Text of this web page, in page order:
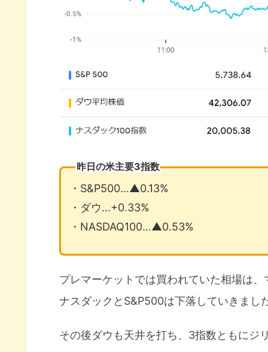
昨日の米主要3指数
・S&P500…▲0.13%
・ダウ…+0.33%
・NASDAQ100…▲0.53%
プレマーケットでは買われていた相場は
ナスダックとS&P500は下落していきまし
その後ダウも天井を打ち、3指数ともにジ